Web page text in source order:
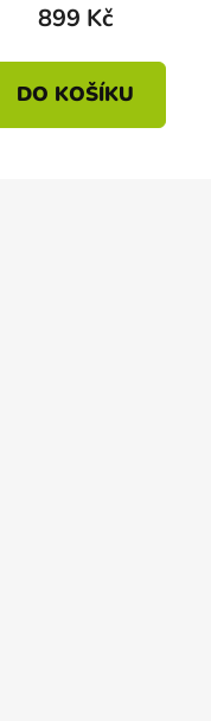
899 Kč
DO KOŠÍKU